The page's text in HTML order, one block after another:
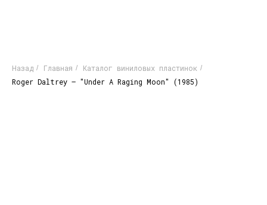
Назад / Главная / Каталог виниловых пластинок /
Roger Daltrey – "Under A Raging Moon" (1985)